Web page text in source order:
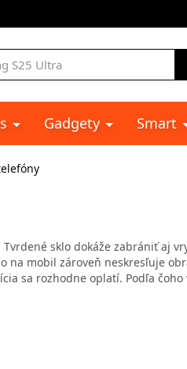
Gadgety Smart
sklo dokáže zabrániť aj
mobil zároveň neskresľuje
sa rozhodne oplatí. Podľa